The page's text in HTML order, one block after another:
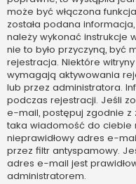
może być włączona
została podana
należy wykonać instrukcje
nie to było przyczyną, być
rejestracja. Niektóre
wymagają aktywowania
lub przez administratora.
podczas rejestracji. Jeśli
e-mail, postępuj zgodnie z
taka wiadomość do ciebie
nieprawidłowy adres e-
przez filtr antyspamowy.
adres e-mail jest
administratorem.